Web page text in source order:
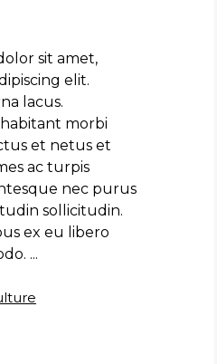
sit amet,
elit.
lacus.
morbi
et netus et
ac turpis
nec purus
sollicitudin.
ex eu libero